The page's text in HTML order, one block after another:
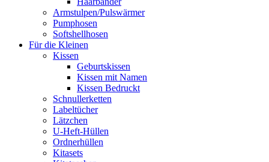
Armstulpen/Pulswärmer
Pumphosen
Softshellhosen
Für die Kleinen
Kissen
Geburtskissen
Kissen mit Namen
Kissen Bedruckt
Schnullerketten
Labeltücher
Lätzchen
U-Heft-Hüllen
Ordnerhüllen
Kitasets